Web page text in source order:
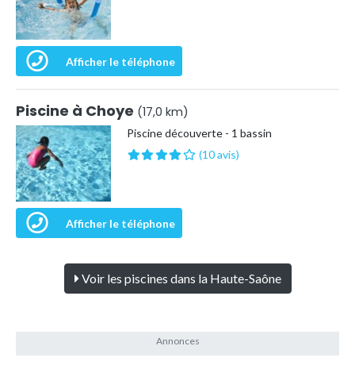
Afficher le téléphone
Piscine à Choye (17,0 km)
Piscine découverte - 1 bassin
(10 avis)
Afficher le téléphone
Voir les piscines dans la Haute-Saône